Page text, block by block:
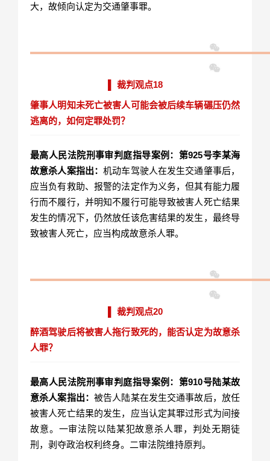
大，故倾向认定为交通肇事罪。
▌ 裁判观点18
肇事人明知未死亡被害人可能会被后续车辆碾压仍然
逃离的，如何定罪处罚？
最高人民法院刑事审判庭指导案例：第925号李某海
故意杀人案指出：机动车驾驶人在发生交通肇事后，
应当负有救助、报警的法定作为义务，但其有能力履
行而不履行，并明知不履行可能导致被害人死亡结果
发生的情况下，仍然放任该危害结果的发生，最终导
致被害人死亡，应当构成故意杀人罪。
▌ 裁判观点20
醉酒驾驶后将被害人拖行致死的，能否认定为故意杀
人罪？
最高人民法院刑事审判庭指导案例：第910号陆某故
意杀人案指出： 被告人陆某在发生交通事故后，放任
被害人死亡结果的发生，应当认定其罪过形式为间接
故意。一审法院以陆某犯故意杀人罪，判处无期徒
刑，剥夺政治权利终身。二审法院维持原判。